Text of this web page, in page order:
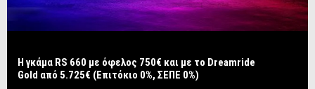
Η γκάμα RS 660 με όφελος 750€ και με το Dreamride
Gold από 5.725€ (Επιτόκιο 0%, ΣΕΠΕ 0%)